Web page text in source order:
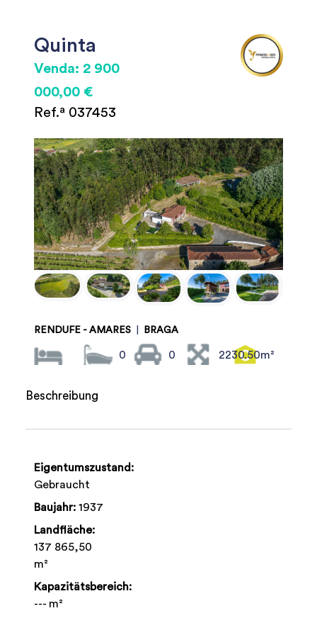
Quinta
Venda: 2 900
000,00 €
Ref.ª 037453
RENDUFE - AMARES BRAGA
0 0 2230.50m²
Beschreibung
Eigentumszustand:
Gebraucht
Baujahr: 1937
Landfläche:
137 865,50
m²
Kapazitätsbereich:
--- m²